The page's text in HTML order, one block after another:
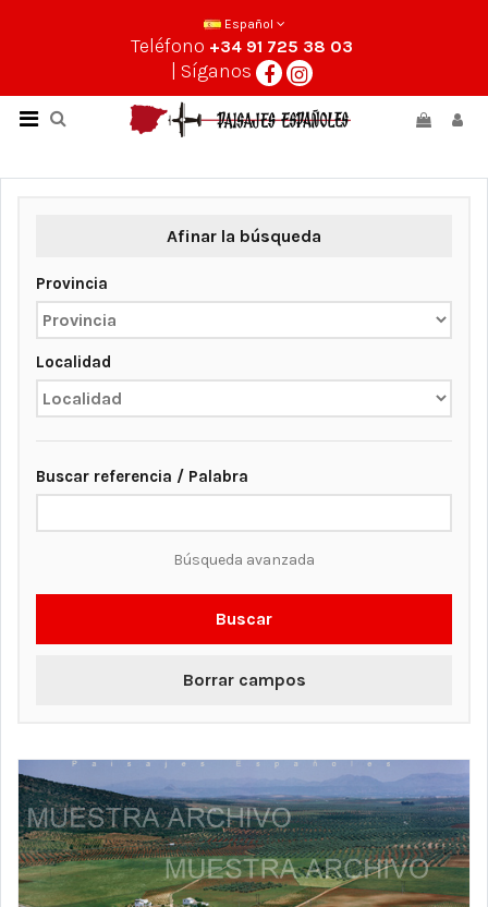
Español
Teléfono +34 91 725 38 03
| Síganos
Afinar la búsqueda
Provincia
Localidad
Buscar referencia / Palabra
Búsqueda avanzada
Buscar
Borrar campos